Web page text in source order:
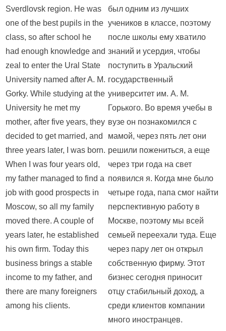
Sverdlovsk region. He was
one of the best pupils in the
class, so after school he
had enough knowledge and
zeal to enter the Ural State
University named after A. M.
Gorky. While studying at the
University he met my
mother, after five years, they
decided to get married, and
three years later, I was born.
When I was four years old,
my father managed to find a
job with good prospects in
Moscow, so all my family
moved there. A couple of
years later, he established
his own firm. Today this
business brings a stable
income to my father, and
there are many foreigners
among his clients.
был одним из лучших
учеников в классе, поэтому
после школы ему хватило
знаний и усердия, чтобы
поступить в Уральский
государственный
университет им. А. М.
Горького. Во время учебы в
вузе он познакомился с
мамой, через пять лет они
решили пожениться, а еще
через три года на свет
появился я. Когда мне было
четыре года, папа смог найти
перспективную работу в
Москве, поэтому мы всей
семьей переехали туда. Еще
через пару лет он открыл
собственную фирму. Этот
бизнес сегодня приносит
отцу стабильный доход, а
среди клиентов компании
много иностранцев.